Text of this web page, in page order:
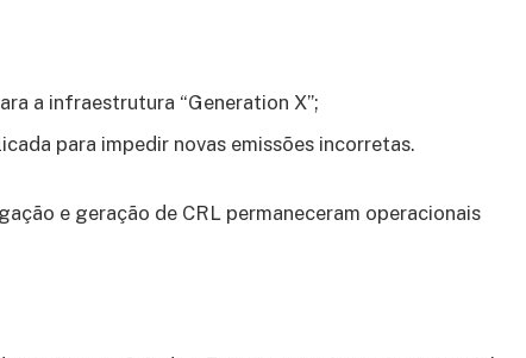
a infraestrutura “Generation X”;
para impedir novas emissões incorretas.
e geração de CRL permaneceram operacionais